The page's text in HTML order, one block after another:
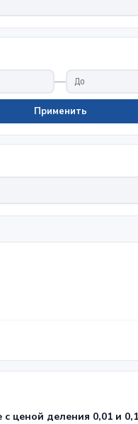
—
Применить
ценой деления 0,01 и